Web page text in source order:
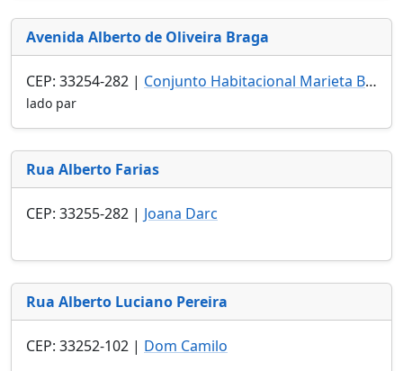
Avenida Alberto de Oliveira Braga
CEP: 33254-282 | Conjunto Habitacional Marieta Batista Sales
lado par
Rua Alberto Farias
CEP: 33255-282 | Joana Darc
Rua Alberto Luciano Pereira
CEP: 33252-102 | Dom Camilo